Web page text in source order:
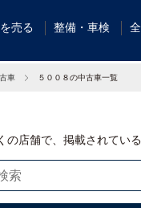
売る 整備・車検
車 ５００８の中古車一覧
店舗で、掲載されてい